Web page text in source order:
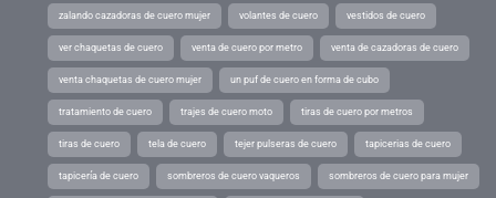
zalando cazadoras de cuero mujer volantes de cuero vestidos de cuero
ver chaquetas de cuero venta de cuero por metro venta de cazadoras de cuero
venta chaquetas de cuero mujer un puf de cuero en forma de cubo
tratamiento de cuero trajes de cuero moto tiras de cuero por metros
tiras de cuero tela de cuero tejer pulseras de cuero tapicerias de cuero
tapicería de cuero sombreros de cuero vaqueros sombreros de cuero para mujer